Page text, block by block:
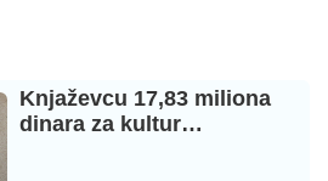
Knjaževcu 17,83 miliona
dinara za kultur…